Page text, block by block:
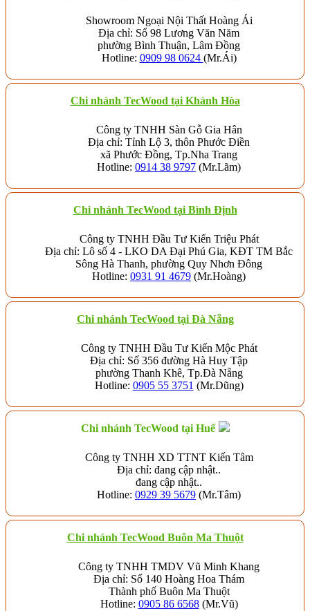
Showroom Ngoại Nội Thất Hoàng Ái
Địa chỉ: Số 98 Lương Văn Năm
phường Bình Thuận, Lâm Đồng
Hotline: 0909 98 0624 (Mr.Ái)
Chi nhánh TecWood tại Khánh Hòa
Công ty TNHH Sàn Gỗ Gia Hân
Địa chỉ: Tỉnh Lộ 3, thôn Phước Điền
xã Phước Đồng, Tp.Nha Trang
Hotline: 0914 38 9797 (Mr.Lãm)
Chi nhánh TecWood tại Bình Định
Công ty TNHH Đầu Tư Kiến Triệu Phát
Địa chỉ: Lô số 4 - LKO DA Đại Phú Gia, KĐT TM Bắc
Sông Hà Thanh, phường Quy Nhơn Đông
Hotline: 0931 91 4679 (Mr.Hoàng)
Chi nhánh TecWood tại Đà Nẵng
Công ty TNHH Đầu Tư Kiến Mộc Phát
Địa chỉ: Số 356 đường Hà Huy Tập
phường Thanh Khê, Tp.Đà Nẵng
Hotline: 0905 55 3751 (Mr.Dũng)
Chi nhánh TecWood tại Huế
Công ty TNHH XD TTNT Kiến Tâm
Địa chỉ: đang cập nhật..
đang cập nhật..
Hotline: 0929 39 5679 (Mr.Tâm)
Chi nhánh TecWood Buôn Ma Thuột
Công ty TNHH TMDV Vũ Minh Khang
Địa chỉ: Số 140 Hoàng Hoa Thám
Thành phố Buôn Ma Thuột
Hotline: 0905 86 6568(Mr.Vũ)